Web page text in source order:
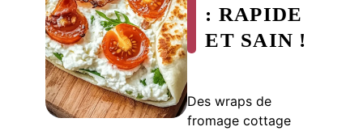
: RAPIDE
ET SAIN !
Des wraps de
fromage cottage